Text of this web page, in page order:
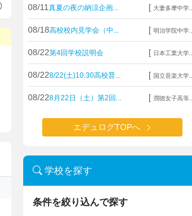
08/11 真夏の夜の納涼企画... [ 大妻多摩中学...
08/18高校校内見学会（中... [ 明治学院中学...
08/22第4回学校説明会 [ 日本工業大学...
08/228/22(土)10:30高校普... [ 国立音楽大学...
08/228月22日（土）第2回... [ 潤徳女子高等...
エデュログTOPへ
学校を探す
条件を絞り込んで探す